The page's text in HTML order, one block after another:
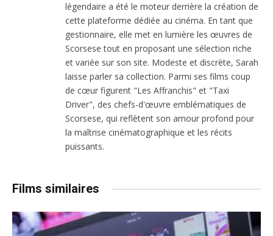
légendaire a été le moteur derrière la création de
cette plateforme dédiée au cinéma. En tant que
gestionnaire, elle met en lumière les œuvres de
Scorsese tout en proposant une sélection riche
et variée sur son site. Modeste et discrète, Sarah
laisse parler sa collection. Parmi ses films coup
de cœur figurent "Les Affranchis" et "Taxi
Driver", des chefs-d'œuvre emblématiques de
Scorsese, qui reflètent son amour profond pour
la maîtrise cinématographique et les récits
puissants.
Films similaires